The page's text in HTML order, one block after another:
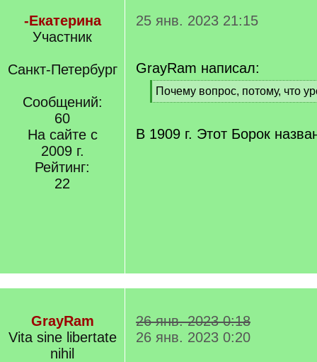
-Екатерина
Участник
Санкт-Петербург
Сообщений:
60
На сайте с
2009 г.
Рейтинг:
22
25 янв. 2023 21:15
GrayRam написал:
[
q
Почему вопрос, потому, что
[
q
]
В 1909 г. Этот Борок
GrayRam
Vita sine libertate
nihil
26 янв. 2023 0:18
26 янв. 2023 0:20